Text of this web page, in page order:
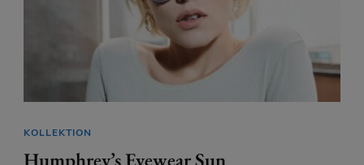
KOLLEKTION
Humphrey’s Eyewear Sun